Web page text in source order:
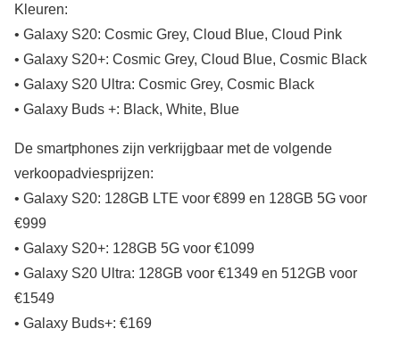
Kleuren:
• Galaxy S20: Cosmic Grey, Cloud Blue, Cloud Pink
• Galaxy S20+: Cosmic Grey, Cloud Blue, Cosmic Black
• Galaxy S20 Ultra: Cosmic Grey, Cosmic Black
• Galaxy Buds +: Black, White, Blue
De smartphones zijn verkrijgbaar met de volgende
verkoopadviesprijzen:
• Galaxy S20: 128GB LTE voor €899 en 128GB 5G voor
€999
• Galaxy S20+: 128GB 5G voor €1099
• Galaxy S20 Ultra: 128GB voor €1349 en 512GB voor
€1549
• Galaxy Buds+: €169